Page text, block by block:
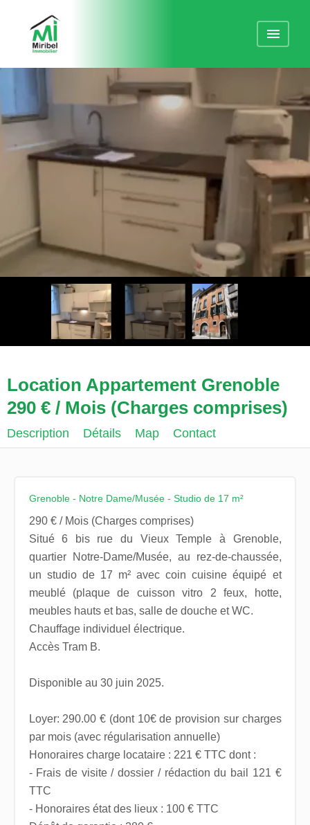
Location Appartement Grenoble
290 € / Mois (Charges comprises)
Description Détails Map Contact
Grenoble - Notre Dame/Musée - Studio de 17 m²
290 € / Mois (Charges comprises)
Situé 6 bis rue du Vieux Temple à Grenoble,
quartier Notre-Dame/Musée, au rez-de-chaussée,
un studio de 17 m² avec coin cuisine équipé et
meublé (plaque de cuisson vitro 2 feux, hotte,
meubles hauts et bas, salle de douche et WC.
Chauffage individuel électrique.
Accès Tram B.
Disponible au 30 juin 2025.
Loyer: 290.00 € (dont 10€ de provision sur charges
par mois (avec régularisation annuelle)
Honoraires charge locataire : 221 € TTC dont :
- Frais de visite / dossier / rédaction du bail 121 €
TTC
- Honoraires état des lieux : 100 € TTC